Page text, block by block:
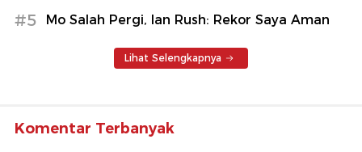
#5 Mo Salah Pergi, Ian Rush: Rekor Saya Aman
Lihat Selengkapnya
Komentar Terbanyak